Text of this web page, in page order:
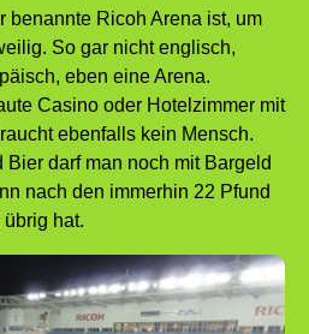
benannte Ricoh Arena ist, um
So gar nicht englisch,
eben eine Arena.
Casino oder Hotelzimmer mit
ebenfalls kein Mensch.
Bier darf man noch mit Bargeld
nach den immerhin 22 Pfund
hat.